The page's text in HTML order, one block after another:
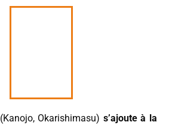
(Kanojo, Okarishimasu) s’ajoute à la